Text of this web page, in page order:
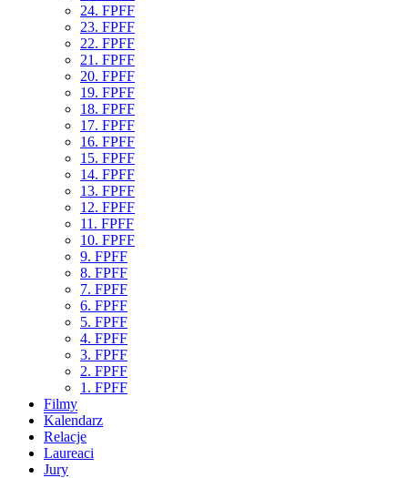
24. FPFF
23. FPFF
22. FPFF
21. FPFF
20. FPFF
19. FPFF
18. FPFF
17. FPFF
16. FPFF
15. FPFF
14. FPFF
13. FPFF
12. FPFF
11. FPFF
10. FPFF
9. FPFF
8. FPFF
7. FPFF
6. FPFF
5. FPFF
4. FPFF
3. FPFF
2. FPFF
1. FPFF
Filmy
Kalendarz
Relacje
Laureaci
Jury